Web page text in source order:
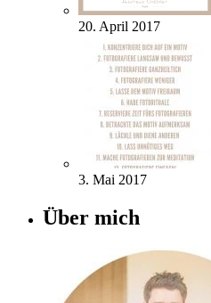
20. April 2017
3. Mai 2017
Über mich